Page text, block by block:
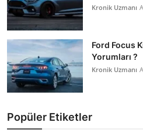
Kronik Uzmanı
Ford Focus
Yorumları ?
Kronik Uzmanı
Popüler Etiketler